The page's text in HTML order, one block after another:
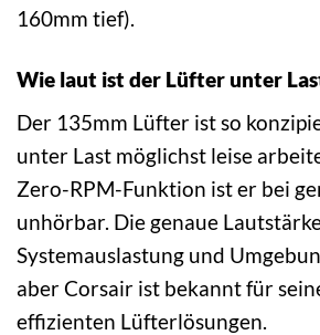
160mm tief).
Wie laut ist der Lüfter unter
Der 135mm Lüfter ist so
unter Last möglichst leise
Zero-RPM-Funktion ist er bei
unhörbar. Die genaue
Systemauslastung und
aber Corsair ist bekannt für
effizienten Lüfterlösungen.